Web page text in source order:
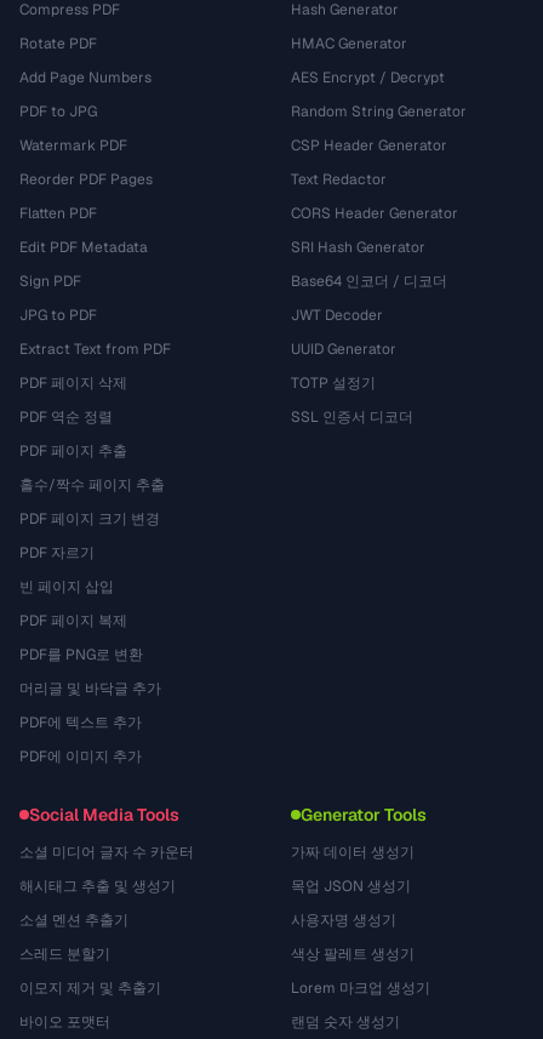
Compress PDF
Rotate PDF
Add Page Numbers
PDF to JPG
Watermark PDF
Reorder PDF Pages
Flatten PDF
Edit PDF Metadata
Sign PDF
JPG to PDF
Extract Text from PDF
PDF 페이지 삭제
PDF 역순 정렬
PDF 페이지 추출
홀수/짝수 페이지 추출
PDF 페이지 크기 변경
PDF 자르기
빈 페이지 삽입
PDF 페이지 복제
PDF를 PNG로 변환
머리글 및 바닥글 추가
PDF에 텍스트 추가
PDF에 이미지 추가
Hash Generator
HMAC Generator
AES Encrypt / Decrypt
Random String Generator
CSP Header Generator
Text Redactor
CORS Header Generator
SRI Hash Generator
Base64 인코더 / 디코더
JWT Decoder
UUID Generator
TOTP 설정기
SSL 인증서 디코더
Social Media Tools
소셜 미디어 글자 수 카운터
해시태그 추출 및 생성기
소셜 멘션 추출기
스레드 분할기
이모지 제거 및 추출기
바이오 포맷터
Generator Tools
가짜 데이터 생성기
목업 JSON 생성기
사용자명 생성기
색상 팔레트 생성기
Lorem 마크업 생성기
랜덤 숫자 생성기